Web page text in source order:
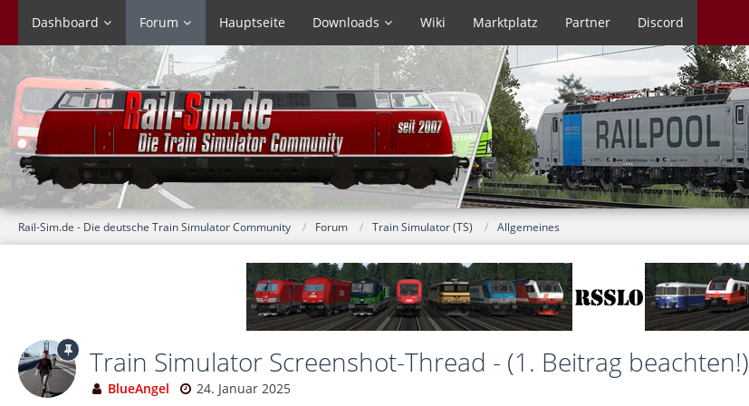
Dashboard Forum Hauptseite Downloads Wiki Marktplatz Partner Discord
Rail-Sim.de - Die deutsche Train Simulator Community Forum Train Simulator (TS) Allgemeines
Train Simulator Screenshot-Thread - (1. Beitrag beachten!)
BlueAngel 24. Januar 2025